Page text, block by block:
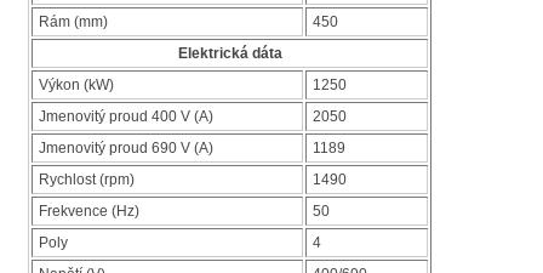
Rám (mm)
450
Elektrická dáta
Výkon (kW)
1250
Jmenovitý proud 400 V (A)
2050
Jmenovitý proud 690 V (A)
1189
Rychlost (rpm)
1490
Frekvence (Hz)
50
Poly
4